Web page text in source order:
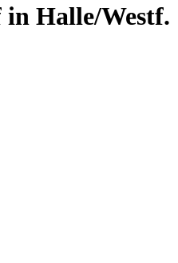
Halle/Westf.